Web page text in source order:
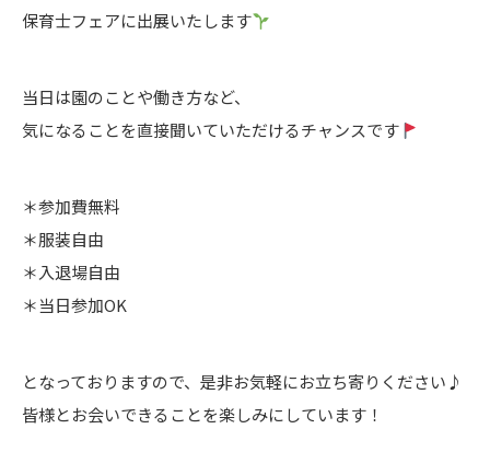
保育士フェアに出展いたします
当日は園のことや働き方など、
気になることを直接聞いていただけるチャンスです
＊参加費無料
＊服装自由
＊入退場自由
＊当日参加OK
となっておりますので、是非お気軽にお立ち寄りください♪
皆様とお会いできることを楽しみにしています！